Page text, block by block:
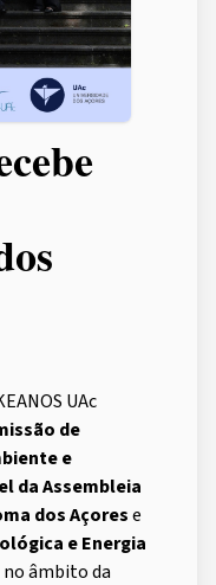
UAc
de
e
da Assembleia
dos Açorese
e Energia
no âmbito da